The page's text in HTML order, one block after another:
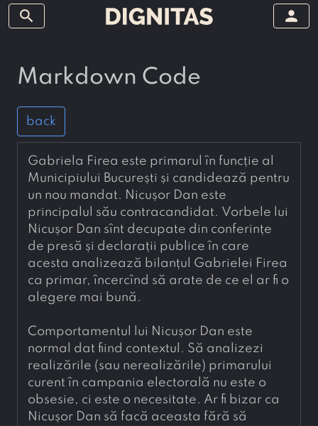
search person
Markdown Code
back
Gabriela Firea este primarul în funcție al
Municipiului București și candidează pentru
un nou mandat. Nicușor Dan este
principalul său contracandidat. Vorbele lui
Nicușor Dan sînt decupate din conferințe
de presă și declarații publice în care
acesta analizează bilanțul Gabrielei Firea
ca primar, încercînd să arate de ce el ar fi o
alegere mai bună.
Comportamentul lui Nicușor Dan este
normal dat fiind contextul. Să analizezi
realizările (sau nerealizările) primarului
curent în campania electorală nu este o
obsesie, ci este o necesitate. Ar fi bizar ca
Nicușor Dan să facă aceasta fără să